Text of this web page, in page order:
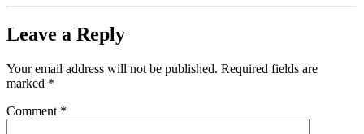
Leave a Reply
Your email address will not be published. Required fields are
marked *
Comment *